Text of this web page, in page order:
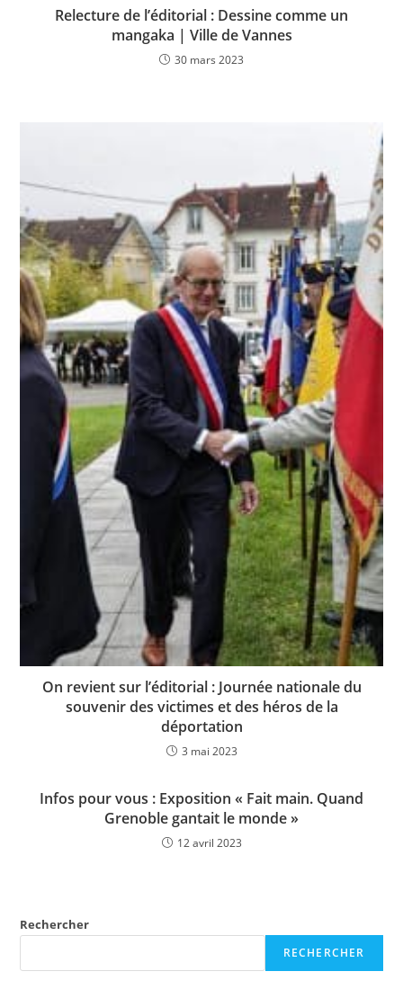
Relecture de l’éditorial : Dessine comme un
mangaka | Ville de Vannes
30 mars 2023
On revient sur l’éditorial : Journée nationale du
souvenir des victimes et des héros de la
déportation
3 mai 2023
Infos pour vous : Exposition « Fait main. Quand
Grenoble gantait le monde »
12 avril 2023
Rechercher
RECHERCHER